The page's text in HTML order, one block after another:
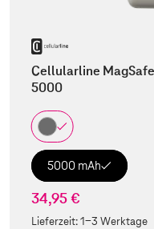
Cellularline
5000
5000 mAh
34,95 €
Lieferzeit:1-3 Werktage